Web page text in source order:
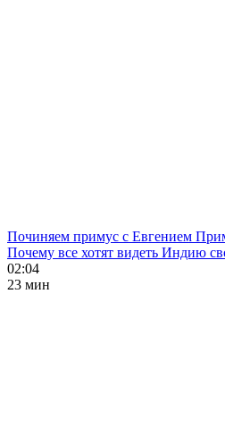
Починяем примус с Евгением
Почему все хотят видеть Индию
02:04
23 мин